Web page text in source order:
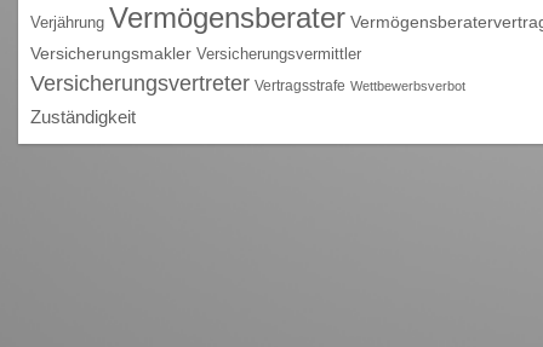
Verjährung Vermögensberater
Versicherungsmakler Versicherungsvermittler
Versicherungsvertreter Vertragsstrafe Wettbewerbsverbot
Zuständigkeit